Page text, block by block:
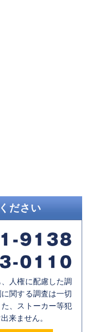
ださい
人権に配慮した調
関する調査は一切
、ストーカー等犯
来ません。